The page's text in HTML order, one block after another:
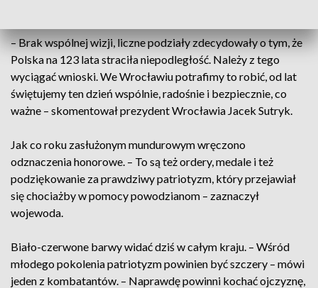
– Brak wspólnej wizji, liczne podziały zdecydowały o tym, że
Polska na 123 lata straciła niepodległość. Należy z tego
wyciągać wnioski. We Wrocławiu potrafimy to robić, od lat
świętujemy ten dzień wspólnie, radośnie i bezpiecznie, co
ważne – skomentował prezydent Wrocławia Jacek Sutryk.
Jak co roku zasłużonym mundurowym wręczono
odznaczenia honorowe. – To są też ordery, medale i też
podziękowanie za prawdziwy patriotyzm, który przejawiał
się chociażby w pomocy powodzianom – zaznaczył
wojewoda.
Biało-czerwone barwy widać dziś w całym kraju. – Wśród
młodego pokolenia patriotyzm powinien być szczery – mówi
jeden z kombatantów. – Naprawdę powinni kochać ojczyznę,